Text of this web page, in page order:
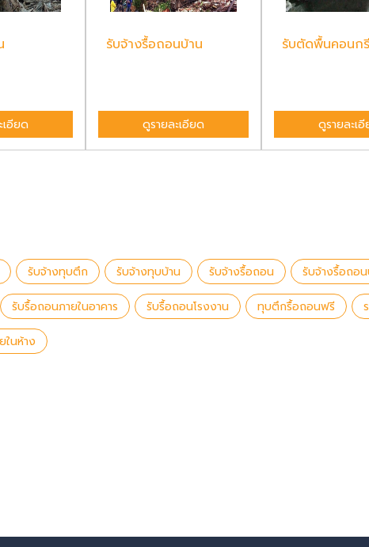
เอียด
รับจ้างรื้อถอนบ้าน
ดูรายละเอียด
รับตัดพื้นคอนก
ดูรายละเ
รับจ้างทุบตึก รับจ้างทุบบ้าน รับจ้างรื้อถอน รับจ้างรื้อถอ
รับรื้อถอนภายในอาคาร รับรื้อถอนโรงงาน ทุบตึกรื้อถอนฟรี
ในห้าง